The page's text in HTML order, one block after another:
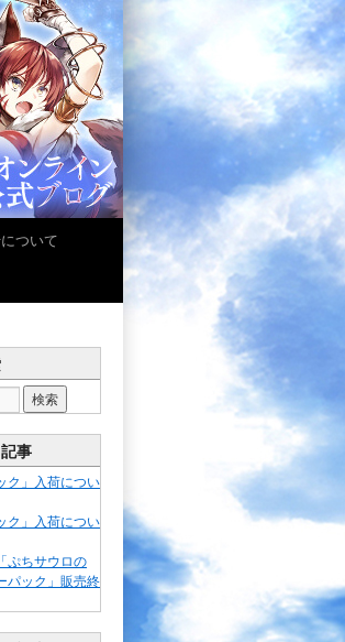
ついて
事
ク」入荷につい
ク」入荷につい
ぷちサウロの
パック」販売終